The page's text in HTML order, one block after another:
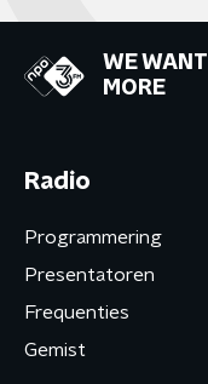
WE WANT
MORE
Radio
Programmering
Presentatoren
Frequenties
Gemist